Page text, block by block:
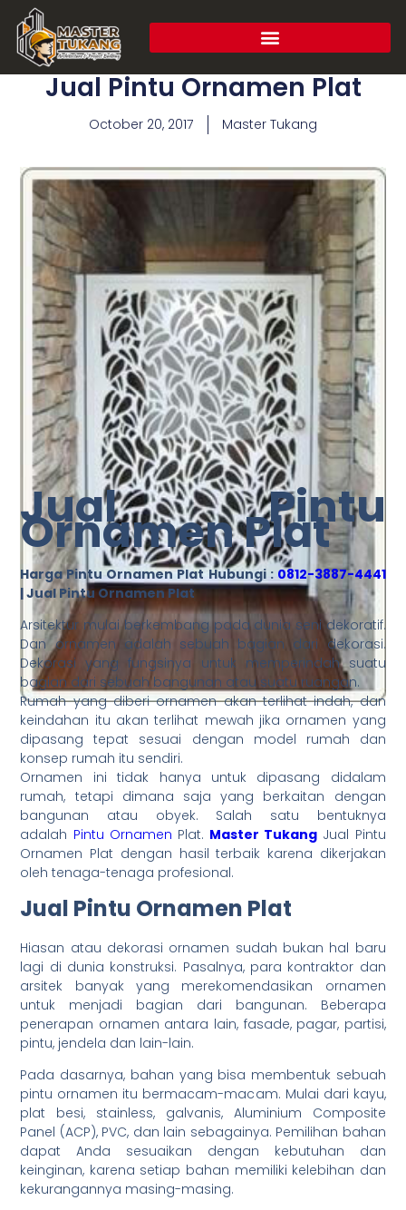
Jual Pintu Ornamen Plat
October 20, 2017 Master Tukang
Jual Pintu
Ornamen Plat
Harga Pintu Ornamen Plat Hubungi : 0812-3887-4441
| Jual Pintu Ornamen Plat
Arsitektur mulai berkembang pada dunia seni dekoratif.
Dan ornamen adalah sebuah bagian dari dekorasi.
Dekorasi yang fungsinya untuk memperindah suatu
bagian dari sebuah bangunan atau suatu ruangan.
Rumah yang diberi ornamen akan terlihat indah, dan
keindahan itu akan terlihat mewah jika ornamen yang
dipasang tepat sesuai dengan model rumah dan
konsep rumah itu sendiri.
Ornamen ini tidak hanya untuk dipasang didalam
rumah, tetapi dimana saja yang berkaitan dengan
bangunan atau obyek. Salah satu bentuknya
adalah Pintu Ornamen Plat. Master Tukang Jual Pintu
Ornamen Plat dengan hasil terbaik karena dikerjakan
oleh tenaga-tenaga profesional.
Jual Pintu Ornamen Plat
Hiasan atau dekorasi ornamen sudah bukan hal baru
lagi di dunia konstruksi. Pasalnya, para kontraktor dan
arsitek banyak yang merekomendasikan ornamen
untuk menjadi bagian dari bangunan. Beberapa
penerapan ornamen antara lain, fasade, pagar, partisi,
pintu, jendela dan lain-lain.
Pada dasarnya, bahan yang bisa membentuk sebuah
pintu ornamen itu bermacam-macam. Mulai dari kayu,
plat besi, stainless, galvanis, Aluminium Composite
Panel (ACP), PVC, dan lain sebagainya. Pemilihan bahan
dapat Anda sesuaikan dengan kebutuhan dan
keinginan, karena setiap bahan memiliki kelebihan dan
kekurangannya masing-masing.